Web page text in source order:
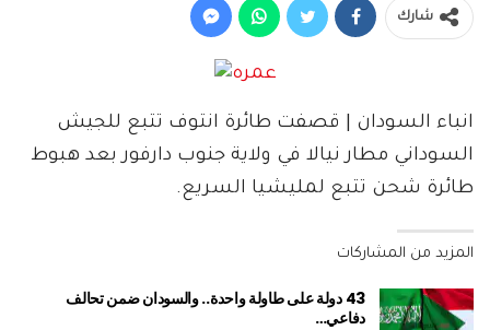
شارك
انباء السودان | قصفت طائرة انتوف تتبع للجيش
السوداني مطار نيالا في ولاية جنوب دارفور بعد هبوط
طائرة شحن تتبع لمليشيا السريع.
المزيد من المشاركات
43 دولة على طاولة واحدة.. والسودان ضمن تحالف
دفاعي…